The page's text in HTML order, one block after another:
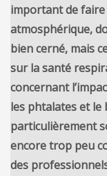
important de
atmosphérique,
bien cerné, mais
sur la santé
concernant
les phtalates et le
particulièrement
encore trop peu
des